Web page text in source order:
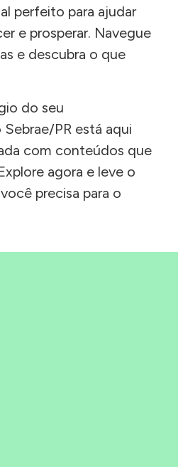
perfeito para ajudar
e prosperar. Navegue
e descubra o que
do seu
PR está aqui
com conteúdos que
agora e leve o
precisa para o